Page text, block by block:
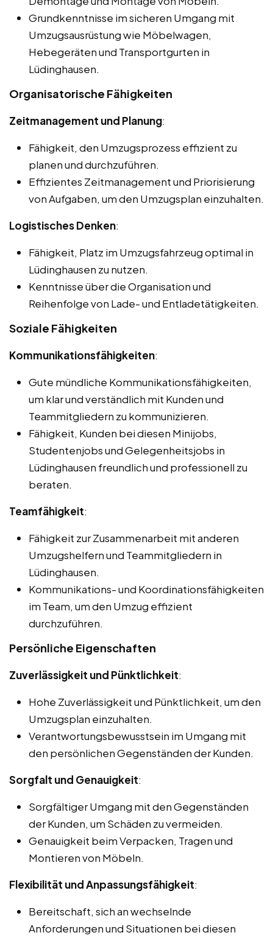
Grundkenntnisse im sicheren Umgang mit
Umzugsausrüstung wie Möbelwagen,
Hebegeräten und Transportgurten in
Lüdinghausen.
Organisatorische Fähigkeiten
Zeitmanagement und Planung:
Fähigkeit, den Umzugsprozess effizient zu
planen und durchzuführen.
Effizientes Zeitmanagement und Priorisierung
von Aufgaben, um den Umzugsplan einzuhalten.
Logistisches Denken:
Fähigkeit, Platz im Umzugsfahrzeug optimal in
Lüdinghausen zu nutzen.
Kenntnisse über die Organisation und
Reihenfolge von Lade- und Entladetätigkeiten.
Soziale Fähigkeiten
Kommunikationsfähigkeiten:
Gute mündliche Kommunikationsfähigkeiten,
um klar und verständlich mit Kunden und
Teammitgliedern zu kommunizieren.
Fähigkeit, Kunden bei diesen Minijobs,
Studentenjobs und Gelegenheitsjobs in
Lüdinghausen freundlich und professionell zu
beraten.
Teamfähigkeit:
Fähigkeit zur Zusammenarbeit mit anderen
Umzugshelfern und Teammitgliedern in
Lüdinghausen.
Kommunikations- und Koordinationsfähigkeiten
im Team, um den Umzug effizient
durchzuführen.
Persönliche Eigenschaften
Zuverlässigkeit und Pünktlichkeit:
Hohe Zuverlässigkeit und Pünktlichkeit, um den
Umzugsplan einzuhalten.
Verantwortungsbewusstsein im Umgang mit
den persönlichen Gegenständen der Kunden.
Sorgfalt und Genauigkeit:
Sorgfältiger Umgang mit den Gegenständen
der Kunden, um Schäden zu vermeiden.
Genauigkeit beim Verpacken, Tragen und
Montieren von Möbeln.
Flexibilität und Anpassungsfähigkeit:
Bereitschaft, sich an wechselnde
Anforderungen und Situationen bei diesen